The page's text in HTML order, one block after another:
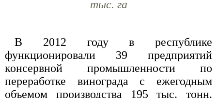
тыс. га
В 2012 году в республике
функционировали 39 предприятий
консервной промышленности по
переработке винограда с ежегодным
объемом производства 195 тыс. тонн.